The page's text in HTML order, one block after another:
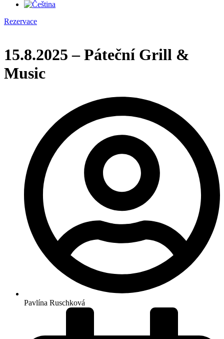
Rezervace
15.8.2025 – Páteční Grill &
Music
Pavlína Ruschková